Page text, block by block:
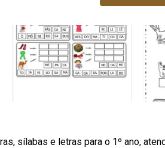
sílabas e letras para o 1º ano,